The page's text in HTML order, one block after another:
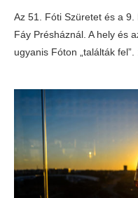
Az 51. Fóti Szüretet és a
Fáy Présháznál. A hely és
ugyanis Fóton „találták